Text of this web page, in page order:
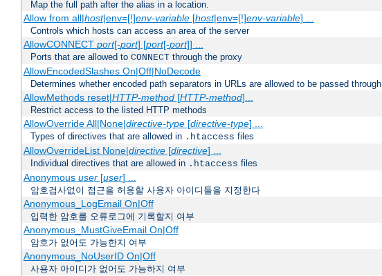
Map the full path after the alias in a location.
Allow from all|host|env=[!]env-variable[host|env=[!]env-variable] ...
Controls which hosts can access an area of the server
AllowCONNECT port[-port] [port[-port]] ...
Ports that are allowed to CONNECT through the proxy
AllowEncodedSlashes On|Off|NoDecode
Determines whether encoded path separators in URLs are allowed to be passed through
AllowMethods reset|HTTP-method[HTTP-method]...
Restrict access to the listed HTTP methods
AllowOverride All|None|directive-type[directive-type] ...
Types of directives that are allowed in .htaccess files
AllowOverrideList None|directive[directive] ...
Individual directives that are allowed in .htaccess files
Anonymous user[user] ...
암호검사없이 접근을 허용할 사용자 아이디들을 지정한다
Anonymous_LogEmail On|Off
입력한 암호를 오류로그에 기록할지 여부
Anonymous_MustGiveEmail On|Off
암호가 없어도 가능한지 여부
Anonymous_NoUserID On|Off
사용자 아이디가 없어도 가능하지 여부